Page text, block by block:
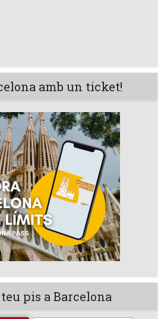
amb un ticket!
pis a Barcelona